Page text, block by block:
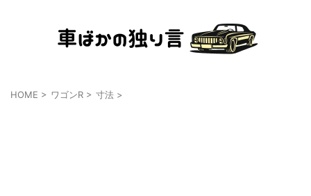
HOME > ワゴンR > 寸法 >